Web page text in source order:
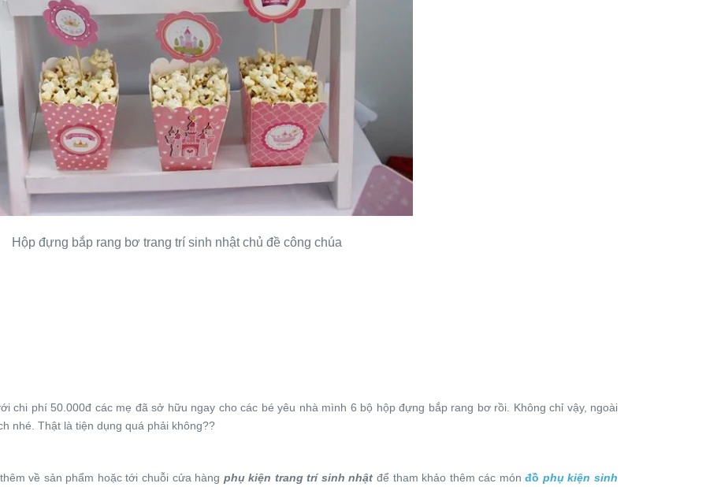
Hộp đựng bắp rang bơ trang trí sinh nhật chủ đề công chúa
chi phí 50.000đ các mẹ đã sở hữu ngay cho các bé yêu nhà mình 6 bộ hộp đựng bắp rang bơ rồi. Không chỉ vậy, ngoài
nhé. Thật là tiện dụng quá phải không??
về sản phẩm hoặc tới chuỗi cửa hàng phụ kiện trang trí sinh nhật để tham khảo thêm các mónđồ phụ kiện sinh